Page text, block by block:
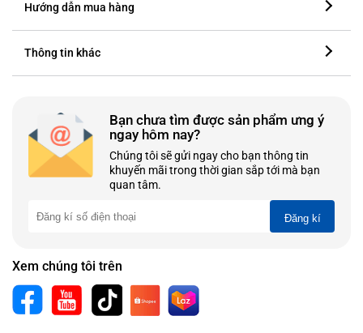
Hướng dẫn mua hàng
Thông tin khác
Bạn chưa tìm được sản phẩm ưng ý
ngay hôm nay?
Chúng tôi sẽ gửi ngay cho bạn thông tin
khuyến mãi trong thời gian sắp tới mà bạn
quan tâm.
Đăng kí
Xem chúng tôi trên